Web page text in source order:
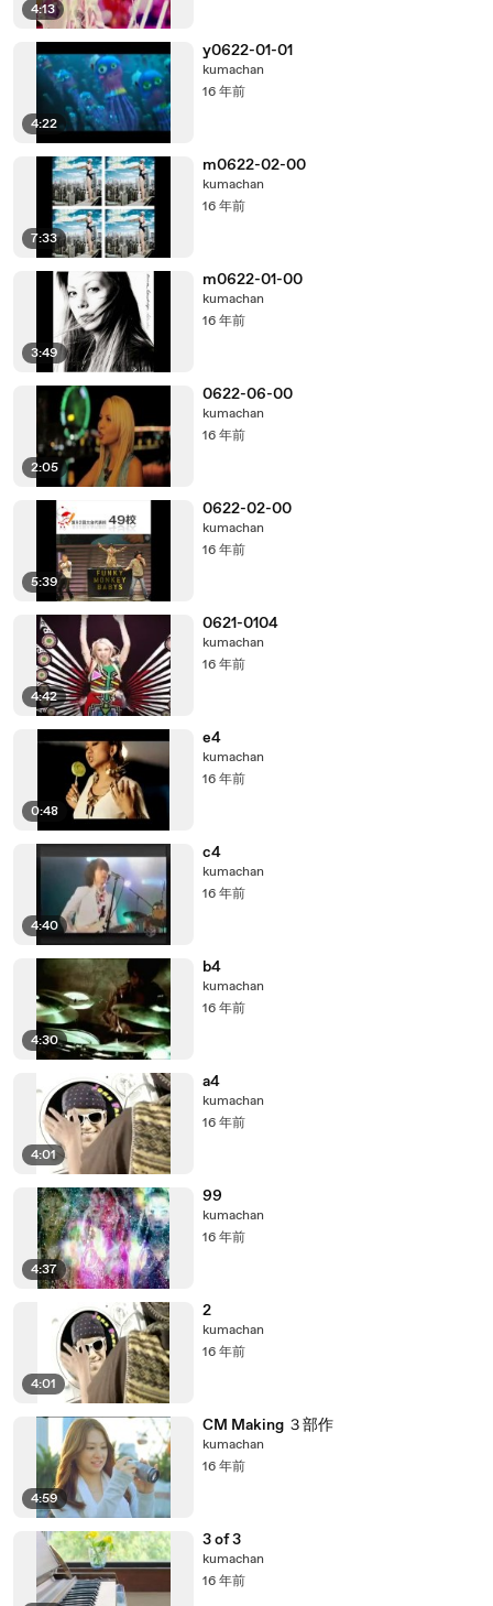
4:13
4:22
y0622-01-01
kumachan
16 年前
7:33
m0622-02-00
kumachan
16 年前
3:49
m0622-01-00
kumachan
16 年前
2:05
0622-06-00
kumachan
16 年前
5:39
0622-02-00
kumachan
16 年前
4:42
0621-0104
kumachan
16 年前
0:48
e4
kumachan
16 年前
4:40
c4
kumachan
16 年前
4:30
b4
kumachan
16 年前
4:01
a4
kumachan
16 年前
4:37
99
kumachan
16 年前
4:01
2
kumachan
16 年前
4:59
CM Making ３部作
kumachan
16 年前
3 of 3
kumachan
16 年前